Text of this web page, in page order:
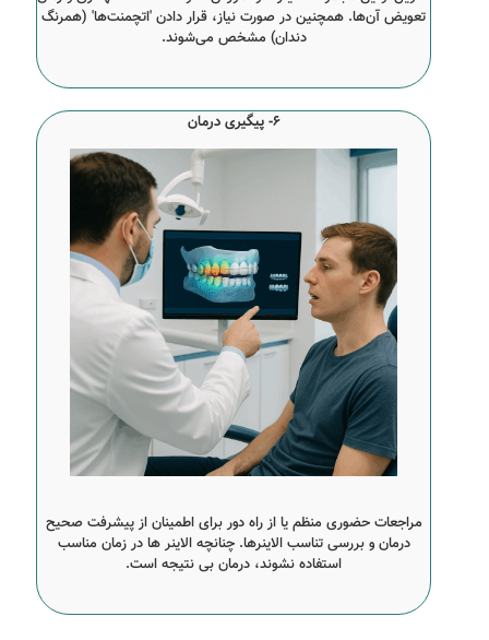
تعویض آن‌ها. همچنین در صورت نیاز، قرار دادن 'اتچمنت‌ها' (همرنگ
دندان) مشخص می‌شوند.
6- پیگیری درمان
مراجعات حضوری منظم یا از راه دور برای اطمینان از پیشرفت صحیح
درمان و بررسی تناسب الاینرها. چنانچه الاینر ها در زمان مناسب
استفاده نشوند، درمان بی نتیجه است.